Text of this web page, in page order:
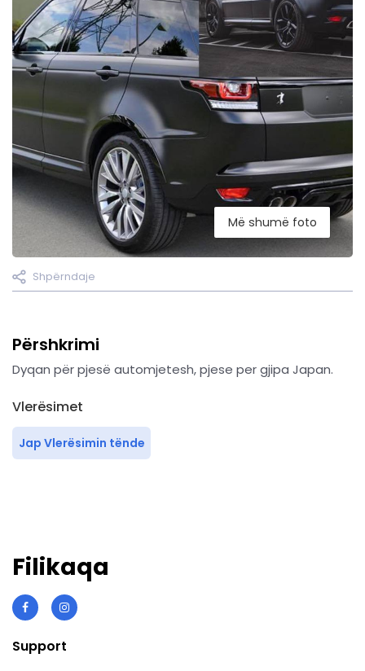
Më shumë foto
Shpërndaje
Përshkrimi
Dyqan për pjesë automjetesh, pjese per gjipa Japan.
Vlerësimet
Jap Vlerësimin tënde
Filikaqa
Support